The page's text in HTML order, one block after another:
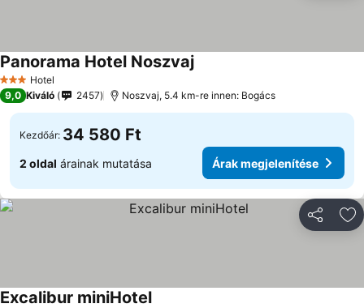
3 Kategória
Hotel
Panorama Hotel Noszvaj
9,0 Kiváló 2457 Noszvaj, 5.4 km-re innen: Bogács
Kezdőár: 34 580 Ft
2 oldal árainak mutatása Árak megjelenítése
Excalibur miniHotel